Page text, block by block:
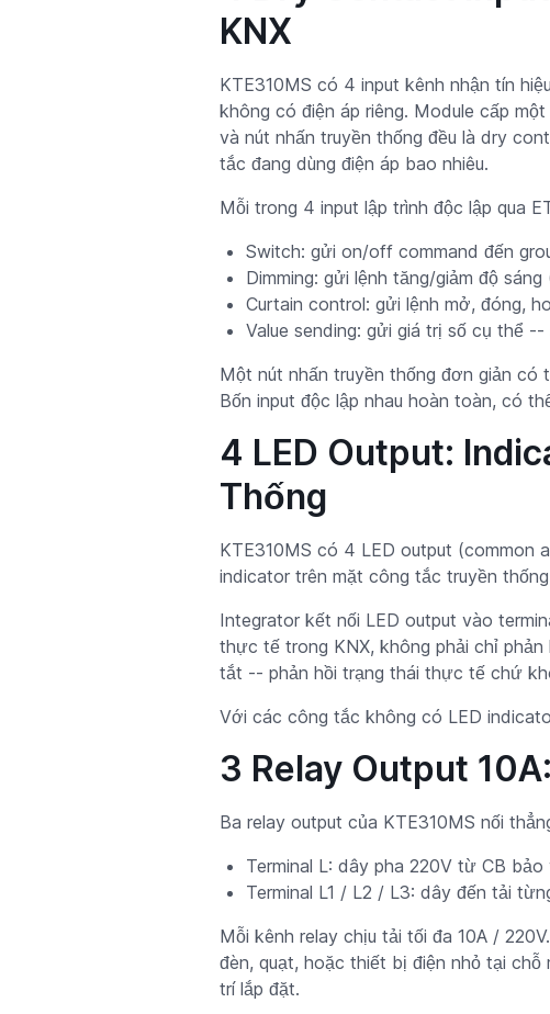
KNX
KTE310MS có 4 input kênh nhận tín
không có điện áp riêng. Module cấp
và nút nhấn truyền thống đều là dry
tắc đang dùng điện áp bao nhiêu.
Mỗi trong 4 input lập trình độc lập qua
Switch: gửi on/off command đến
Dimming: gửi lệnh tăng/giảm độ
Curtain control: gửi lệnh mở, đóng,
Value sending: gửi giá trị số cụ thể --
Một nút nhấn truyền thống đơn giản có
Bốn input độc lập nhau hoàn toàn, có
4 LED Output:
Thống
KTE310MS có 4 LED output (common
indicator trên mặt công tắc truyền
Integrator kết nối LED output vào
thực tế trong KNX, không phải chỉ
tắt -- phản hồi trạng thái thực tế chứ
Với các công tắc không có LED
3 Relay Output
Ba relay output của KTE310MS nối
Terminal L: dây pha 220V từ CB bảo
Terminal L1 / L2 / L3: dây đến tải
Mỗi kênh relay chịu tải tối đa 10A /
đèn, quạt, hoặc thiết bị điện nhỏ tại
trí lắp đặt.